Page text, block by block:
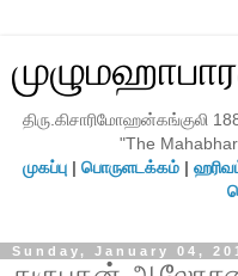
திரு.கிசாரிமோஹன்கங்குலி
"The
முகப்பு| பொருளடக்கம்|
Sunday, January 04,